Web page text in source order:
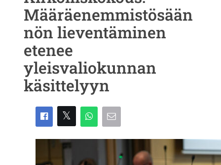
Määräenemmistösään
nön lieventäminen
etenee
yleisvaliokunnan
käsittelyyn